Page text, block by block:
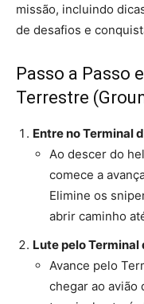
missão, incluindo
de desafios e
Passo a Passo
Terrestre
Entre no Terminal
Ao descer do
comece a
Elimine os
abrir caminho
Lute pelo
Avance pelo
chegar ao avião